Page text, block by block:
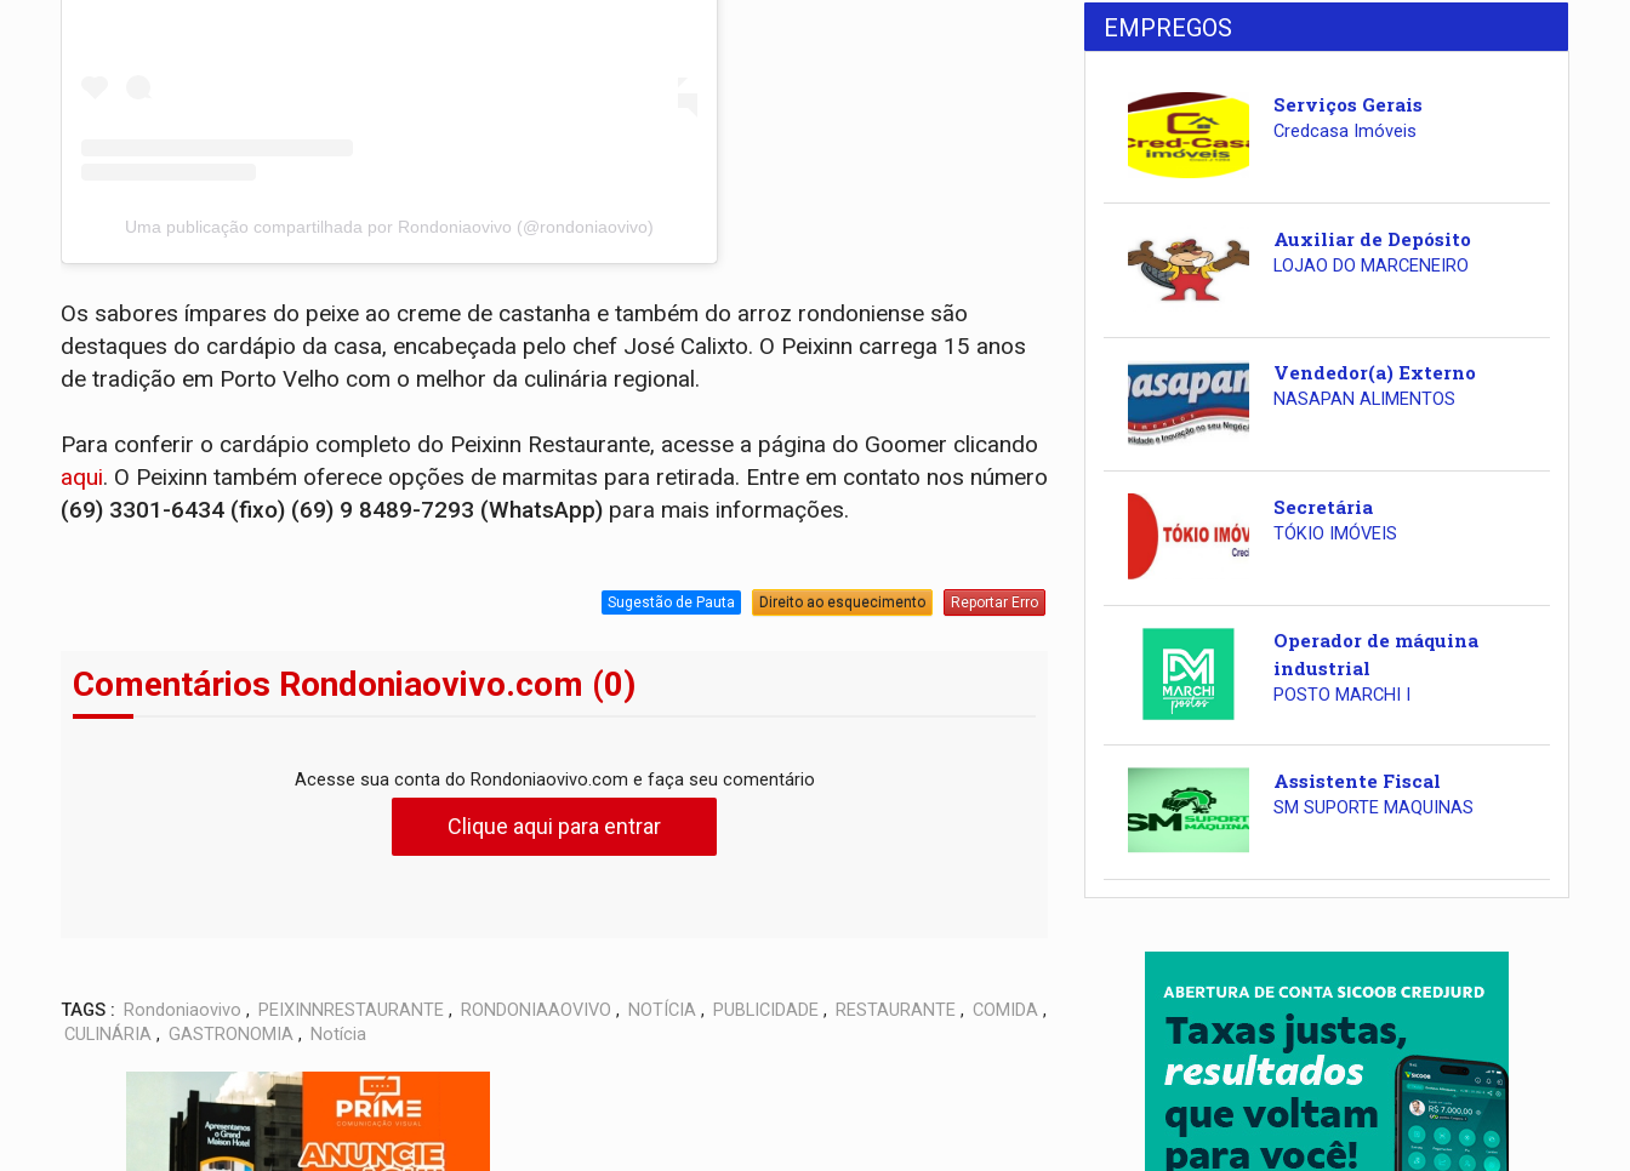
Uma publicação compartilhada por Rondoniaovivo (@rondoniaovivo)
Os sabores ímpares do peixe ao creme de castanha e também do arroz rondoniense são
destaques do cardápio da casa, encabeçada pelo chef José Calixto. O Peixinn carrega 15 anos
de tradição em Porto Velho com o melhor da culinária regional.
Para conferir o cardápio completo do Peixinn Restaurante, acesse a página do Goomer clicando
aqui. O Peixinn também oferece opções de marmitas para retirada. Entre em contato nos número
(69) 3301-6434 (fixo) (69) 9 8489-7293 (WhatsApp) para mais informações.
Sugestão de Pauta Direito ao esquecimento Reportar Erro
Comentários Rondoniaovivo.com (0)
Acesse sua conta do Rondoniaovivo.com e faça seu comentário
Clique aqui para entrar
TAGS : Rondoniaovivo , PEIXINNRESTAURANTE , RONDONIAAOVIVO , NOTÍCIA , PUBLICIDADE , RESTAURANTE , COMIDA ,
CULINÁRIA , GASTRONOMIA , Notícia
EMPREGOS
Serviços Gerais
Credcasa Imóveis
Auxiliar de Depósito
LOJAO DO MARCENEIRO
Vendedor(a) Externo
NASAPAN ALIMENTOS
Secretária
TÓKIO IMÓVEIS
Operador de máquina
industrial
POSTO MARCHI I
Assistente Fiscal
SM SUPORTE MAQUINAS